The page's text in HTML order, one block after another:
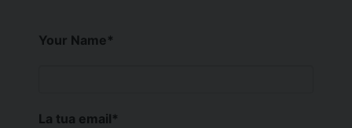
Your Name*
La tua email*